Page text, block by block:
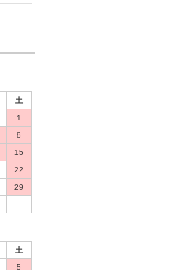
土
1
8
15
22
29
土
5